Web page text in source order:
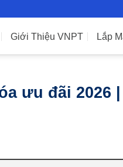
Giới Thiệu VNPT Lắp
ưu đãi 2026